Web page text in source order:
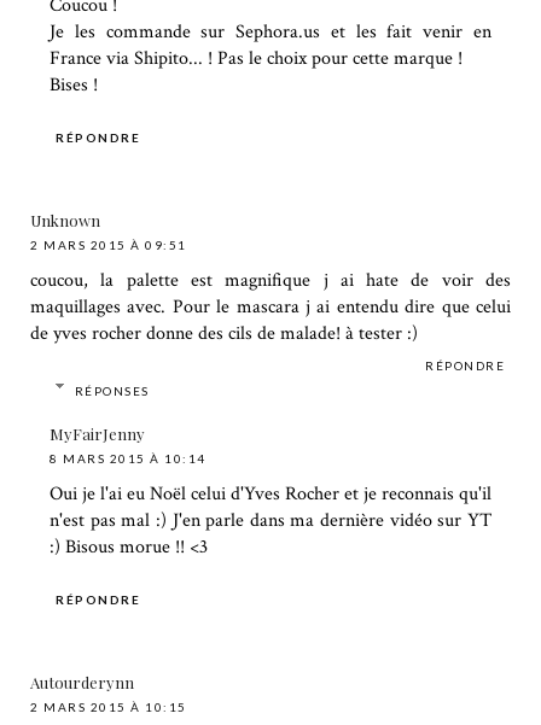
Coucou !
Je les commande sur Sephora.us et les fait venir en
France via Shipito... ! Pas le choix pour cette marque !
Bises !
RÉPONDRE
Unknown
2 MARS 2015 À 09:51
coucou, la palette est magnifique j ai hate de voir des
maquillages avec. Pour le mascara j ai entendu dire que celui
de yves rocher donne des cils de malade! à tester :)
RÉPONDRE
RÉPONSES
MyFairJenny
8 MARS 2015 À 10:14
Oui je l'ai eu Noël celui d'Yves Rocher et je reconnais qu'il
n'est pas mal :) J'en parle dans ma dernière vidéo sur YT
:) Bisous morue !! <3
RÉPONDRE
Autourderynn
2 MARS 2015 À 10:15